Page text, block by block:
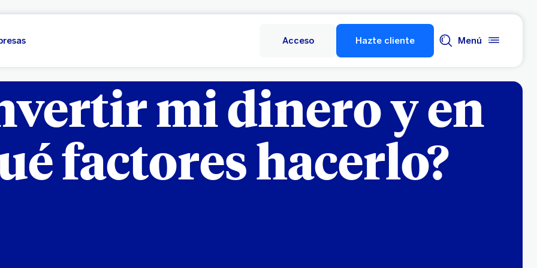
Acceso Hazte cliente Menú
mi dinero y en
factores hacerlo?